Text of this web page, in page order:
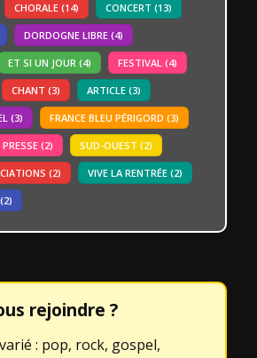
CHORALE (14) CONCERT (13)
DORDOGNE LIBRE (4)
ET SI UN JOUR (4) FESTIVAL (4)
CHANT (3) ARTICLE (3)
(3) FRANCE BLEU PÉRIGORD (3)
PRESSE (2) SUD-OUEST (2)
(2) VIVE LA RENTRÉE (2)
(2)
rejoindre ?
: pop, rock, gospel,